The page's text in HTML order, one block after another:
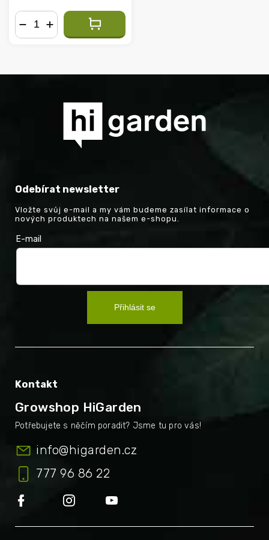
Odebírat newsletter
Vložte svůj e-mail a my vám budeme zasílat informace o
nových produktech na našem e-shopu.
E-mail
Přihlásit se
Kontakt
Growshop HiGarden
info@higarden.cz
777 96 86 22